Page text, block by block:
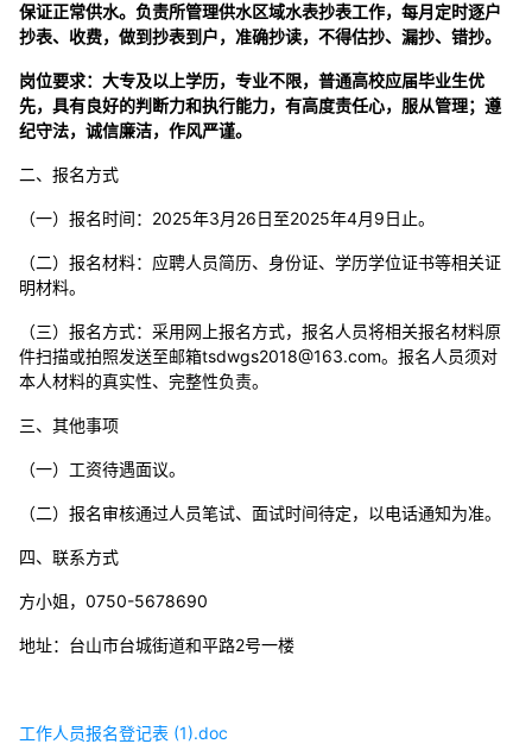
保证正常供水。负责所管理供水区域水表抄表工作，每月定时逐户
抄表、收费，做到抄表到户，准确抄读，不得估抄、漏抄、错抄。
岗位要求：大专及以上学历，专业不限，普通高校应届毕业生优
先，具有良好的判断力和执行能力，有高度责任心，服从管理；遵
纪守法，诚信廉洁，作风严谨。
二、报名方式
（一）报名时间：2025年3月26日至2025年4月9日止。
（二）报名材料：应聘人员简历、身份证、学历学位证书等相关证
明材料。
（三）报名方式：采用网上报名方式，报名人员将相关报名材料原
件扫描或拍照发送至邮箱tsdwgs2018@163.com。报名人员须对
本人材料的真实性、完整性负责。
三、其他事项
（一）工资待遇面议。
（二）报名审核通过人员笔试、面试时间待定，以电话通知为准。
四、联系方式
方小姐，0750-5678690
地址：台山市台城街道和平路2号一楼
工作人员报名登记表 (1).doc